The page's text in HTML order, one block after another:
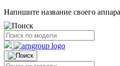
Напишите название своего